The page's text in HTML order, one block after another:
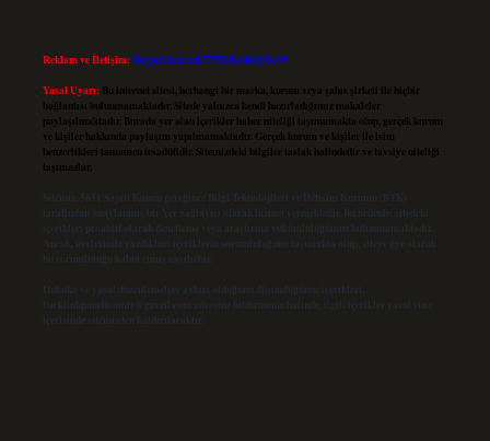
Reklam ve İletişim:Skype: live:.cid.575569c608265c69
Yasal Uyarı: Bu internet sitesi, herhangi bir marka, kurum veya şahıs şirketi ile hiçbir
bağlantısı bulunmamaktadır. Sitede yalnızca kendi hazırladığımız makaleler
paylaşılmaktadır. Burada yer alan içerikler haber niteliği taşımamakta olup, gerçek kurum
ve kişiler hakkında paylaşım yapılmamaktadır. Gerçek kurum ve kişiler ile isim
benzerlikleri tamamen tesadüfidir. Sitemizdeki bilgiler taslak halindedir ve tavsiye niteliği
taşımazlar.
Sitemiz, 5651 Sayılı Kanun gereğince Bilgi Teknolojileri ve İletişim Kurumu (BTK)
tarafından onaylanmış bir Yer Sağlayıcı olarak hizmet vermektedir. Bu nedenle, sitedeki
içerikleri proaktif olarak denetleme veya araştırma yükümlülüğümüz bulunmamaktadır.
Ancak, üyelerimiz yazdıkları içeriklerin sorumluluğunu taşımakta olup, siteye üye olarak
bu sorumluluğu kabul etmiş sayılırlar.
Hukuka ve yasal düzenlemelere aykırı olduğunu düşündüğünüz içerikleri,
backlinkpanelicomtr@gmail.com adresine bildirmeniz halinde, ilgili içerikler yasal süre
içerisinde sitemizden kaldırılacaktır.